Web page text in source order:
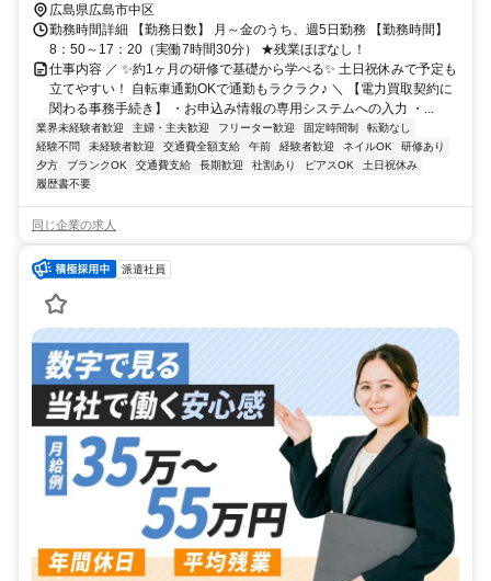
広島県広島市中区
勤務時間詳細 【勤務日数】 月～金のうち、週5日勤務 【勤務時間】
8：50～17：20（実働7時間30分） ★残業ほぼなし！
仕事内容 ／ ✨約1ヶ月の研修で基礎から学べる✨ 土日祝休みで予定も
立てやすい！ 自転車通勤OKで通勤もラクラク♪ ＼ 【電力買取契約に
関わる事務手続き】 ・お申込み情報の専用システムへの入力 ・...
業界未経験者歓迎 主婦・主夫歓迎 フリーター歓迎 固定時間制
転勤なし
経験不問
未経験者歓迎 交通費全額支給 午前 経験者歓迎 ネイルOK
研修あり
夕方
ブランクOK 交通費支給 長期歓迎 社割あり ピアスOK
土日祝休み
履歴書不要
同じ企業の求人
派遣社員